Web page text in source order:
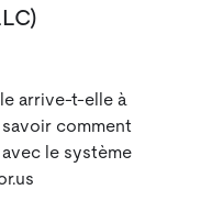
arrive-t-elle à
comment
le système